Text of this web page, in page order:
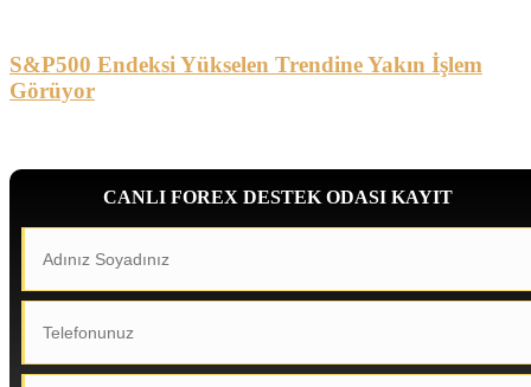
S&P500 Endeksi Yükselen Trendine Yakın İşlem
Görüyor
CANLI FOREX DESTEK ODASI KAYIT